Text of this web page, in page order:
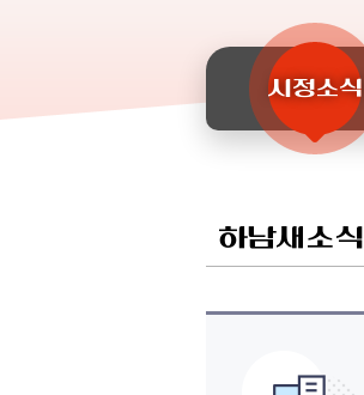
시정소식
하남새소식